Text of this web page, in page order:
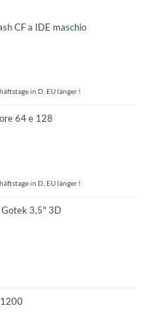
CF a IDE maschio
in D, EU länger !
64 e 128
in D, EU länger !
3,5" 3D